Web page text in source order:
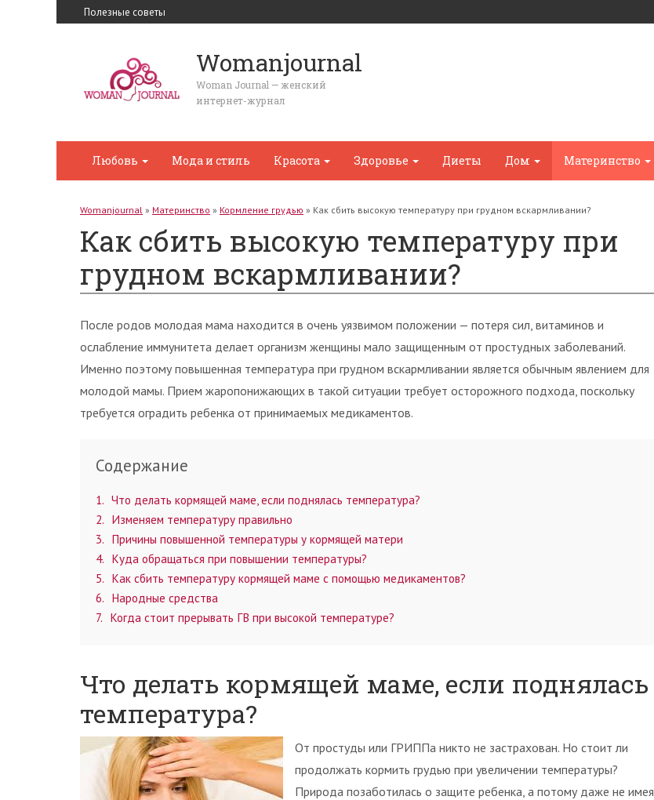
Полезные советы
Womanjournal
Woman Journal — женский
интернет-журнал
Любовь Мода и стиль Красота Здоровье Диеты Дом Материнство
Womanjournal » Материнство » Кормление грудью » Как сбить высокую температуру при грудном вскармливании?
Как сбить высокую температуру при
грудном вскармливании?
После родов молодая мама находится в очень уязвимом положении — потеря сил, витаминов и
ослабление иммунитета делает организм женщины мало защищенным от простудных заболеваний.
Именно поэтому повышенная температура при грудном вскармливании является обычным явлением для
молодой мамы. Прием жаропонижающих в такой ситуации требует осторожного подхода, поскольку
требуется оградить ребенка от принимаемых медикаментов.
Содержание
1
Что делать кормящей маме, если поднялась температура?
2
Изменяем температуру правильно
3
Причины повышенной температуры у кормящей матери
4
Куда обращаться при повышении температуры?
5
Как сбить температуру кормящей маме с помощью медикаментов?
6
Народные средства
7
Когда стоит прерывать ГВ при высокой температуре?
Что делать кормящей маме, если поднялась
температура?
От простуды или ГРИППа никто не застрахован. Но стоит ли
продолжать кормить грудью при увеличении температуры?
Природа позаботилась о защите ребенка, а потому даже не имея